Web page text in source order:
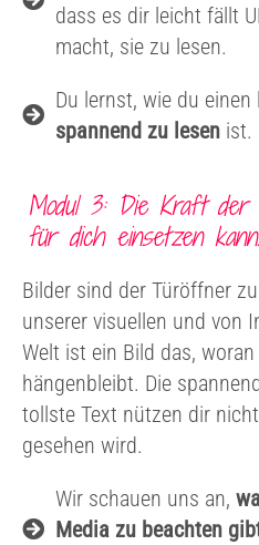
dass es dir leicht fällt
macht, sie zu lesen.
Du lernst, wie du einen
spannend zu lesen ist.
Modul 3: Die Kraft
für dich einsetzen
Bilder sind der Türöffner
unserer visuellen und von
Welt ist ein Bild das,
hängenbleibt. Die
tollste Text nützen dir
gesehen wird.
Wir schauen uns an,
Media zu beachten